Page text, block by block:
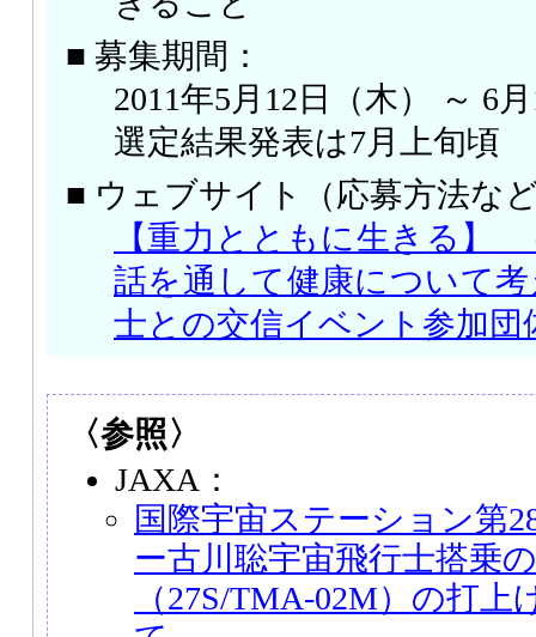
■ 募集期間：
2011年5月12日（木） ～ 6
選定結果発表は7月上旬頃
■ ウェブサイト（応募方法な
【重力とともに生きる】
話を通して健康について
士との交信イベント参加団
〈参照〉
JAXA：
国際宇宙ステーション第
ー古川聡宇宙飛行士搭乗
（27S/TMA-02M）の打